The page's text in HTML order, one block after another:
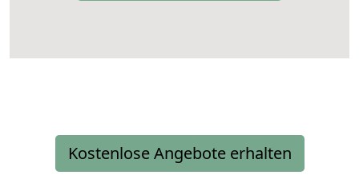
Kostenlose Angebote erhalten